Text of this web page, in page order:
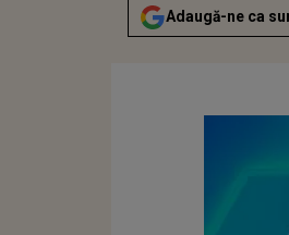
Adaugă-ne ca